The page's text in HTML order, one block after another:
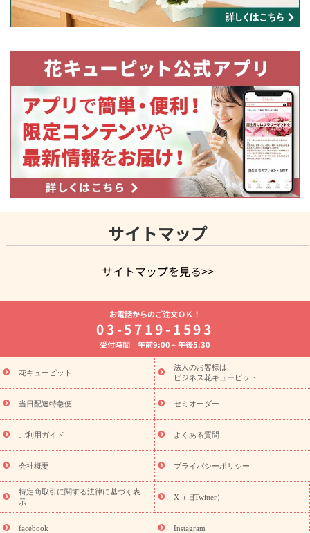
サイトマップ
サイトマップを見る>>
よく贈られる花
お祝いの花特集
誕生日フラワーギフト特集
8月の誕生花(トルコキキョウ)
開店・開業祝い
お供え・お悔やみ お供え・お悔やみの花
通夜・葬儀に贈る花 胡蝶蘭・花鉢
ーブドフラワー
季節のイベント
ひまわり ギフト・プレゼント
特集
お盆 花（新盆・初盆） 季節のイベント
お盆 花（新
盆・初盆）
お盆 花（新盆・初盆）
お盆・お供え 花とセットギ
フト
お盆・お供え プリザーブドフラワー
ひまわり ギフト・プ
レゼント特集
夏の花贈り・お中元・暑中見舞い 花のギフト特集
敬老の日におくる花ギフト・プレゼント特集
花ギフト・プレゼント特集
敬老の日 花のおすすめランキング
敬
老の日 花鉢植えのギフト・プレゼント特集
敬老の日 花とセットギ
フト・プレゼント特集
敬老の日の花 全てのギフト一覧
キャン
ペーン
映画『ウォーターガーディアンズ』コラボキャンペーン
「きょう誕生日なんです」キャンペーン
誕生日の花を探す
誕生日フラワーギフト 誕生日フラワーギフト特集
お電話からのご注文ＯＫ！
03-5719-1593
受付時間 午前9:00～午後5:30
花キューピット
法人のお客様は
ビジネス花キューピット
当日配達特急便 セミオーダー
ご利用ガイド よくある質問
会社概要 プライバシーポリシー
特定商取引に関する法律に基づく表
示
X（旧Twitter）
facebook Instagram